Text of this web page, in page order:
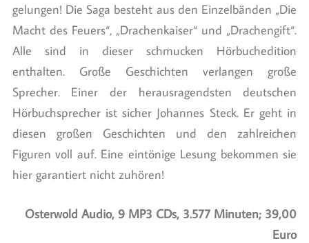
gelungen! Die Saga besteht aus den Einzelbänden „Die
Macht des Feuers“, „Drachenkaiser“ und „Drachengift“.
Alle sind in dieser schmucken Hörbuchedition
enthalten. Große Geschichten verlangen große
Sprecher. Einer der herausragendsten deutschen
Hörbuchsprecher ist sicher Johannes Steck. Er geht in
diesen großen Geschichten und den zahlreichen
Figuren voll auf. Eine eintönige Lesung bekommen sie
hier garantiert nicht zuhören!
Osterwold Audio, 9 MP3 CDs, 3.577 Minuten; 39,00
Euro